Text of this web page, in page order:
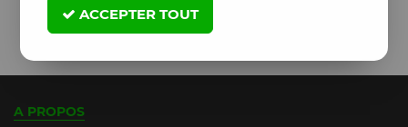
A PROPOS
ACCEPTER TOUT